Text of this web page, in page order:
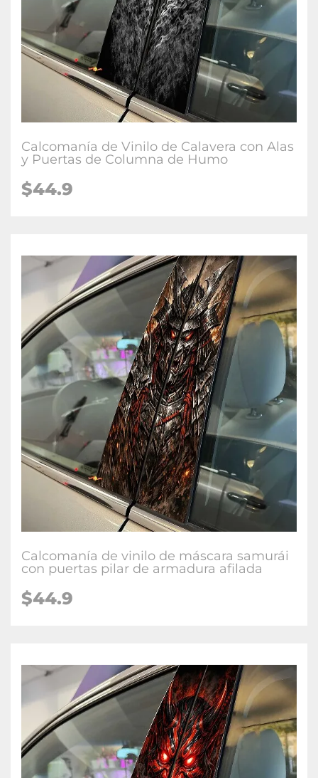
Calcomanía de Vinilo de Calavera con Alas
y Puertas de Columna de Humo
$44.9
Calcomanía de vinilo de máscara samurái
con puertas pilar de armadura afilada
$44.9